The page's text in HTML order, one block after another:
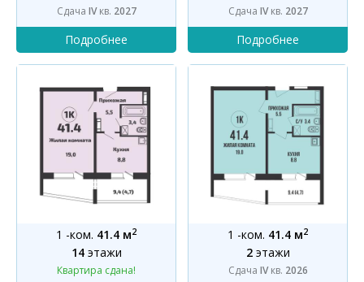
Сдача IVкв. 2027 Сдача IVкв. 2027
1 -ком. 41.4 м2
14этажи
Квартира сдана!
1 -ком. 41.4 м2
2этажи
Сдача IVкв. 2026